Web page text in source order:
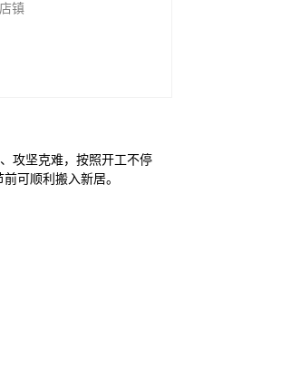
镇
攻坚克难，按照开工不停
可顺利搬入新居。